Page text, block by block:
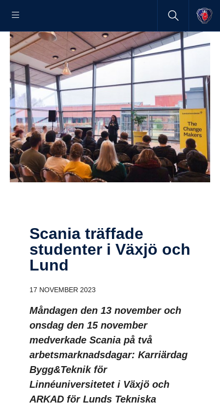
Scania träffade
studenter i Växjö och
Lund
17 NOVEMBER 2023
Måndagen den 13 november och
onsdag den 15 november
medverkade Scania på två
arbetsmarknadsdagar: Karriärdag
Bygg&Teknik för
Linnéuniversitetet i Växjö och
ARKAD för Lunds Tekniska